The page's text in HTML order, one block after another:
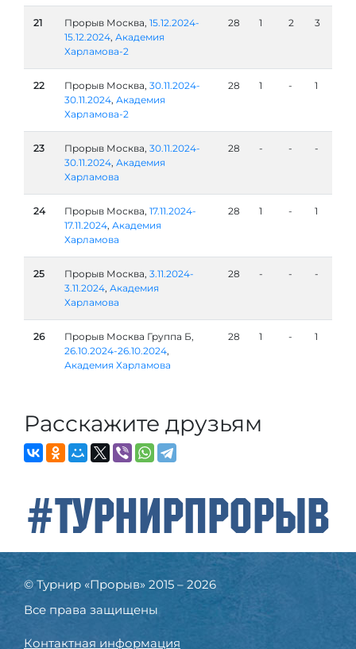
21 Прорыв Москва, 15.12.2024-
15.12.2024, Академия
Харламова-2
28 1 2 3
22 Прорыв Москва, 30.11.2024-
30.11.2024, Академия
Харламова-2
28 1 - 1
23 Прорыв Москва, 30.11.2024-
30.11.2024, Академия
Харламова
28 - - -
24 Прорыв Москва, 17.11.2024-
17.11.2024, Академия
Харламова
28 1 - 1
25 Прорыв Москва, 3.11.2024-
3.11.2024, Академия
Харламова
28 - - -
26
Прорыв Москва Группа Б,
26.10.2024-26.10.2024,
Академия Харламова
28 1 - 1
Расскажите друзьям
#ТурнирПрорыв
© Турнир «Прорыв» 2015 – 2026
Все права защищены
Контактная информация